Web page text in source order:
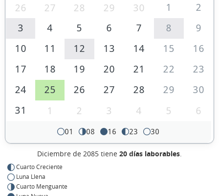
México
26 27 28 29 30 1
2
3
4 5 6 7 8
9
10
11 12 13 14 15
16
17
18 19 20 21 22
23
24
25 26 27 28 29
30
31
1 2 3 4 5 6
01 08 16 23 30
Diciembre de 2085 tiene 20 días laborables.
Cuarto Creciente
Luna Llena
Cuarto Menguante